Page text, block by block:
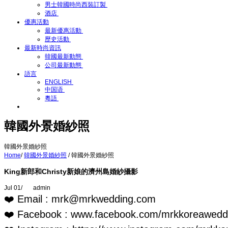
男士韓國時尚西裝訂製
酒店
優惠活動
最新優惠活動
歷史活動
最新時尚資訊
韓國最新動態
公司最新動態
語言
ENGLISH
中国语
粵語
韓國外景婚紗照
韓國外景婚紗照
Home/ 韓國外景婚紗照 / 韓國外景婚紗照
King新郎和Christy新娘的濟州島婚紗攝影
Jul 01/ admin
❤️ Email : mrk@mrkwedding.com
❤️ Facebook : www.facebook.com/